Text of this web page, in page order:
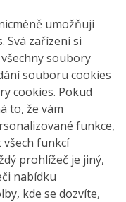
umožňují
Svá zařízení si
soubory
souboru cookies
cookies. Pokud
to, že vám
funkce,
funkcí
prohlížeč je jiný,
nabídku
kde se dozvíte,